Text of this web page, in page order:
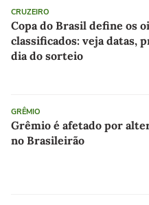
CRUZEIRO
Copa do Brasil define os
classificados: veja datas,
dia do sorteio
GRÊMIO
Grêmio é afetado por
no Brasileirão